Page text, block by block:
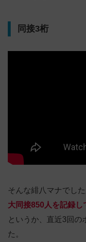
同接3桁
そんな緋八マナでし
大同接850人を記録し
というか、直近3回の
た。